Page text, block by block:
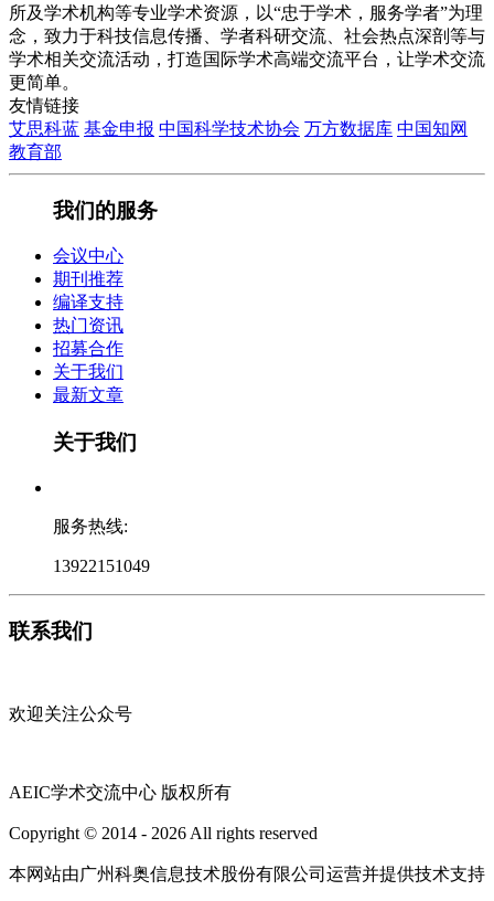
所及学术机构等专业学术资源，以“忠于学术，服务学者”为理
念，致力于科技信息传播、学者科研交流、社会热点深剖等与
学术相关交流活动，打造国际学术高端交流平台，让学术交流
更简单。
友情链接
艾思科蓝 基金申报 中国科学技术协会 万方数据库 中国知网
教育部
我们的服务
会议中心
期刊推荐
编译支持
热门资讯
招募合作
关于我们
最新文章
关于我们
服务热线:
13922151049
联系我们
欢迎关注公众号
AEIC学术交流中心 版权所有
Copyright © 2014 - 2026 All rights reserved
本网站由广州科奥信息技术股份有限公司运营并提供技术支持